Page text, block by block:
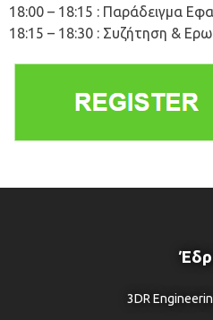
18:00 – 18:15 : Παράδειγμα
18:15 – 18:30 : Συζήτηση &
3DR